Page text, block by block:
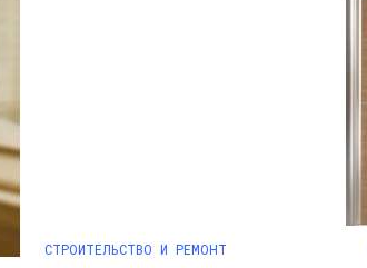
СТРОИТЕЛЬСТВО И РЕМОНТ